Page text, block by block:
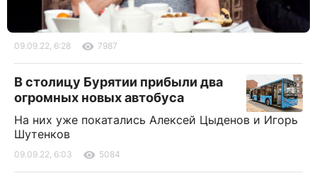
09.09.22, 6:28 7987
В столицу Бурятии прибыли два
огромных новых автобуса
На них уже покатались Алексей Цыденов и Игорь
Шутенков
09.09.22, 6:03 5084